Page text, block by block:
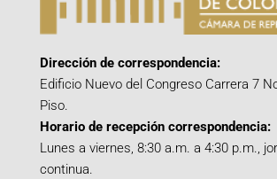
Dirección de correspondencia:
Edificio Nuevo del Congreso Carrera 7
Piso.
Horario de recepción correspondencia:
Lunes a viernes, 8:30 a.m. a 4:30 p.m.,
continua.